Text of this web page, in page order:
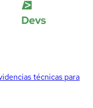
técnicas para